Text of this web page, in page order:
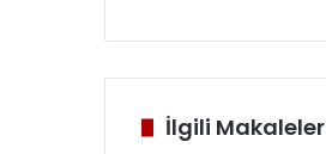
İlgili Makaleler